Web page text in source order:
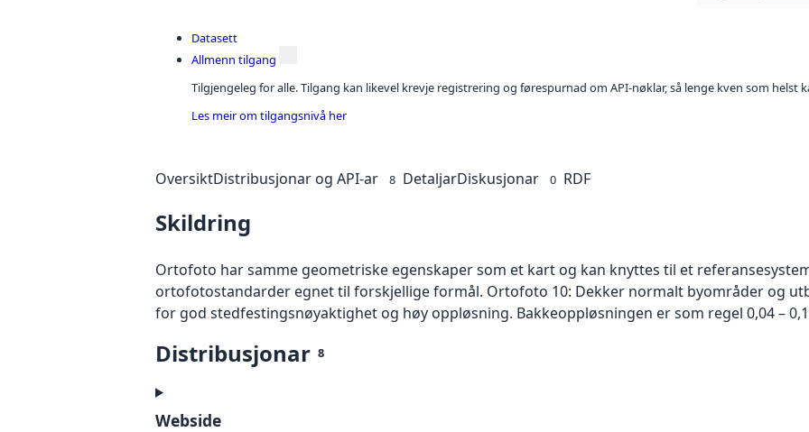
Datasett
Allmenn tilgang
Tilgjengeleg for alle. Tilgang kan likevel krevje registrering og førespurnad om API-nøklar, så lenge kven som helst
Les meir om tilgangsnivå her
OversiktDistribusjonar og API-ar 8 DetaljarDiskusjonar 0 RDF
Skildring
Ortofoto har samme geometriske egenskaper som et kart og kan knyttes til et
ortofotostandarder egnet til forskjellige formål. Ortofoto 10: Dekker normalt byområder og
for god stedfestingsnøyaktighet og høy oppløsning. Bakkeoppløsningen er som regel 0,04 –
Distribusjonar 8
Webside